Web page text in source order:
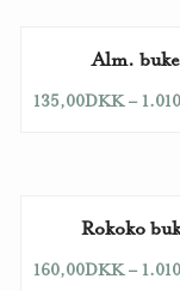
Alm.
135,00DKK–
Rokoko
160,00DKK–